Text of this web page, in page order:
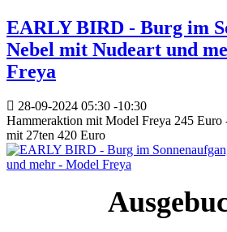
EARLY BIRD - Burg im
Nebel mit Nudeart und
Freya
28-09-2024 05:30 -10:30
Hammeraktion mit Model Freya 245
mit 27ten 420 Euro